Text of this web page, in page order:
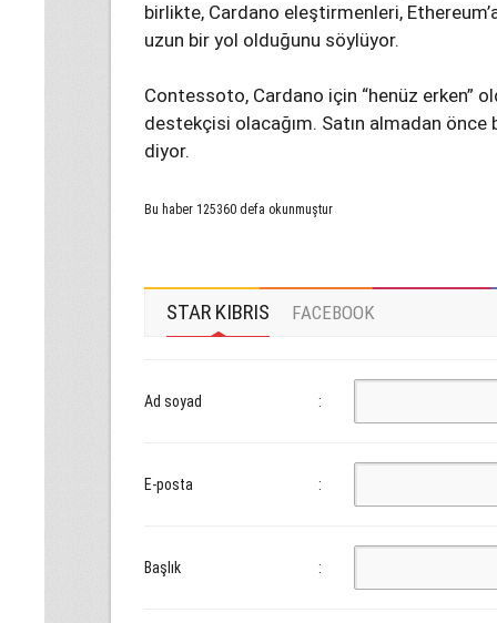
birlikte, Cardano eleştirmenleri,
uzun bir yol olduğunu söylüyor.
Contessoto, Cardano için “henüz erken”
destekçisi olacağım. Satın almadan önce
diyor.
Bu haber 125360 defa okunmuştur
STAR KIBRIS FACEBOOK
Ad soyad :
E-posta :
Başlık :